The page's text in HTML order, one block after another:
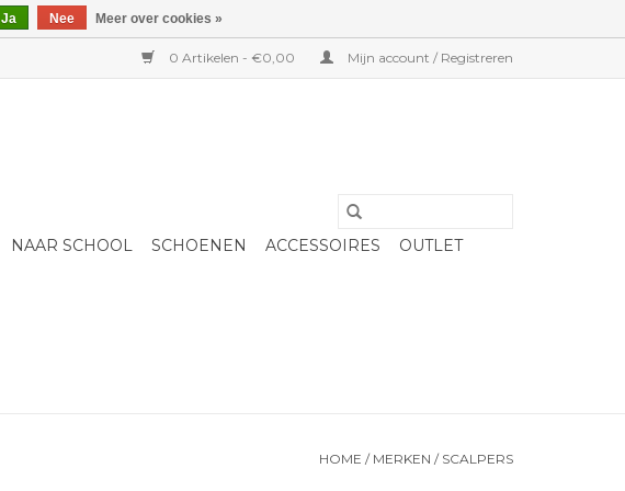
0 Artikelen - €0,00 Mijn account / Registreren
NAAR SCHOOL SCHOENEN ACCESSOIRES
OUTLET
HOME / MERKEN / SCALPERS
Ja Nee Meer over cookies »